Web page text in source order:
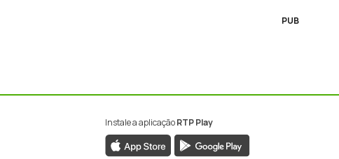
PUB
Instale a aplicaçãoRTP Play